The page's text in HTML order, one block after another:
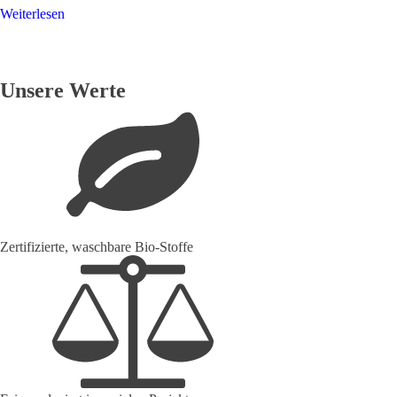
4.94
von 5
Weiterlesen
Unsere Werte
Zertifizierte, waschbare Bio-Stoffe